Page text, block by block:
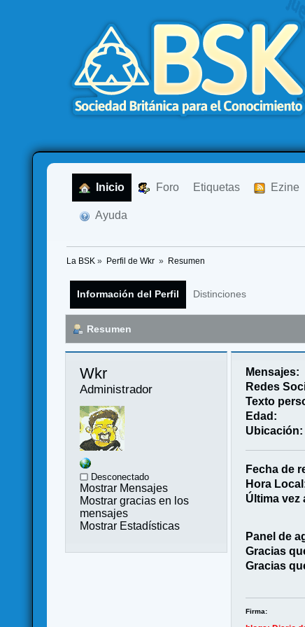
Inicio Foro Etiquetas Ezine
Ayuda
La BSK » Perfil de Wkr » Resumen
Información del Perfil Distinciones
Resumen
Wkr
Administrador
Desconectado
Mostrar Mensajes
Mostrar gracias en los
mensajes
Mostrar Estadísticas
Mensajes:
Redes
Texto
Edad:
Ubicación:
Fecha de
Hora
Última vez
Panel de
Gracias
Gracias
Firma: